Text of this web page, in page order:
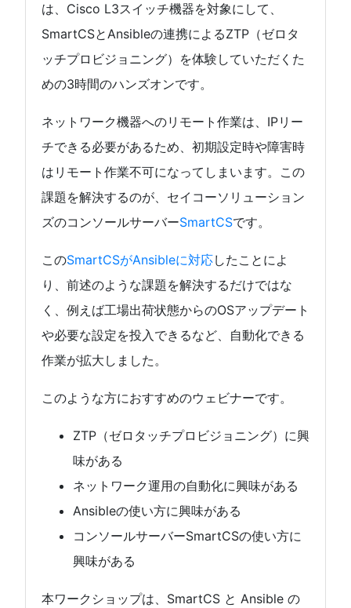
は、Cisco L3スイッチ機器を対象にして、
SmartCSとAnsibleの連携によるZTP（ゼロタ
ッチプロビジョニング）を体験していただくた
めの3時間のハンズオンです。
ネットワーク機器へのリモート作業は、IPリー
チできる必要があるため、初期設定時や障害時
はリモート作業不可になってしまいます。この
課題を解決するのが、セイコーソリューション
ズのコンソールサーバーSmartCSです。
このSmartCSがAnsibleに対応したことによ
り、前述のような課題を解決するだけではな
く、例えば工場出荷状態からのOSアップデート
や必要な設定を投入できるなど、自動化できる
作業が拡大しました。
このような方におすすめのウェビナーです。
ZTP（ゼロタッチプロビジョニング）に興
味がある
ネットワーク運用の自動化に興味がある
Ansibleの使い方に興味がある
コンソールサーバーSmartCSの使い方に
興味がある
本ワークショップは、SmartCS と Ansible の